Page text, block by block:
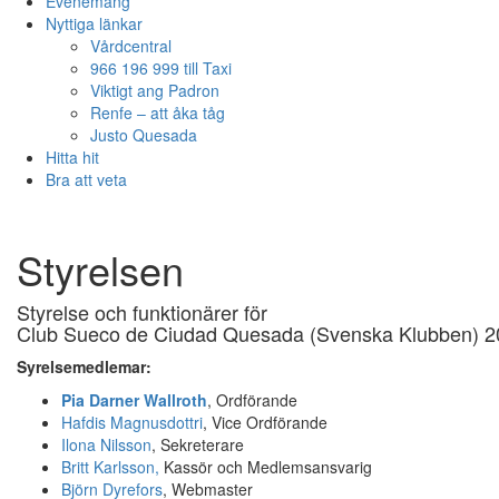
Nyttiga länkar
Vårdcentral
966 196 999 till Taxi
Viktigt ang Padron
Renfe – att åka tåg
Justo Quesada
Hitta hit
Bra att veta
Styrelsen
Styrelse och funktionärer för
Club Sueco de Ciudad Quesada (Svenska Klubben)
Syrelsemedlemar:
Pia Darner Wallroth, Ordförande
Hafdis Magnusdottri, Vice Ordförande
Ilona Nilsson, Sekreterare
Britt Karlsson, Kassör och Medlemsansvarig
Björn Dyrefors, Webmaster